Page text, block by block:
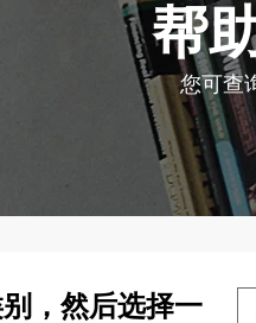
帮
您可查
，然后选择一